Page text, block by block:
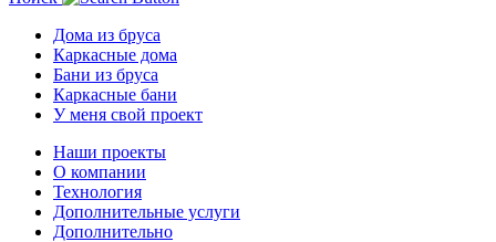
Дома из бруса
Каркасные дома
Бани из бруса
Каркасные бани
У меня свой проект
Наши проекты
О компании
Технология
Дополнительные услуги
Дополнительно